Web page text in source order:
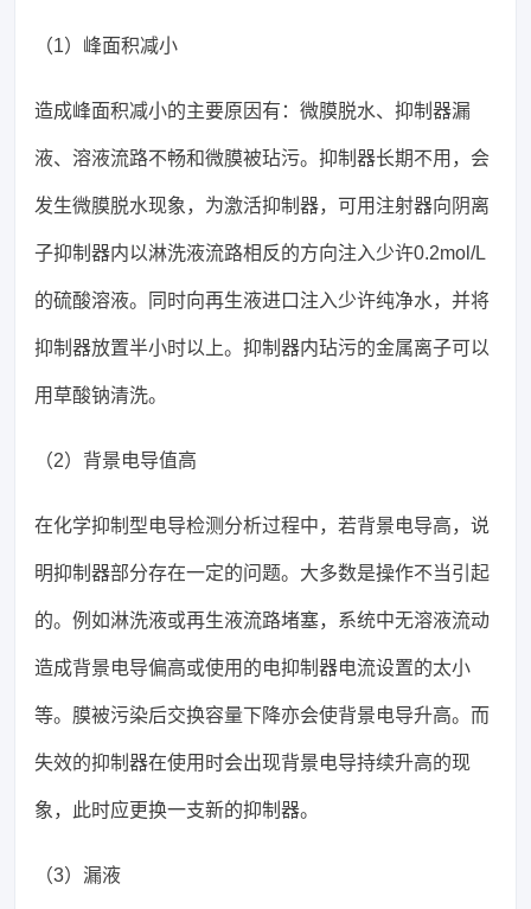
（1）峰面积减小
造成峰面积减小的主要原因有：微膜脱水、抑制器漏
液、溶液流路不畅和微膜被玷污。抑制器长期不用，会
发生微膜脱水现象，为激活抑制器，可用注射器向阴离
子抑制器内以淋洗液流路相反的方向注入少许0.2mol/L
的硫酸溶液。同时向再生液进口注入少许纯净水，并将
抑制器放置半小时以上。抑制器内玷污的金属离子可以
用草酸钠清洗。
（2）背景电导值高
在化学抑制型电导检测分析过程中，若背景电导高，说
明抑制器部分存在一定的问题。大多数是操作不当引起
的。例如淋洗液或再生液流路堵塞，系统中无溶液流动
造成背景电导偏高或使用的电抑制器电流设置的太小
等。膜被污染后交换容量下降亦会使背景电导升高。而
失效的抑制器在使用时会出现背景电导持续升高的现
象，此时应更换一支新的抑制器。
（3）漏液